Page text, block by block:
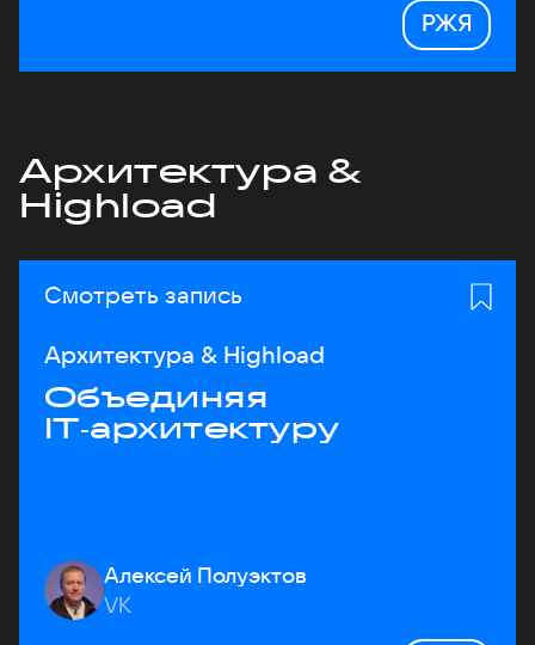
РЖЯ
Архитектура &
Highload
Смотреть запись
Архитектура & Highload
Объединяя
IT‑архитектуру
Алексей Полуэктов
VK